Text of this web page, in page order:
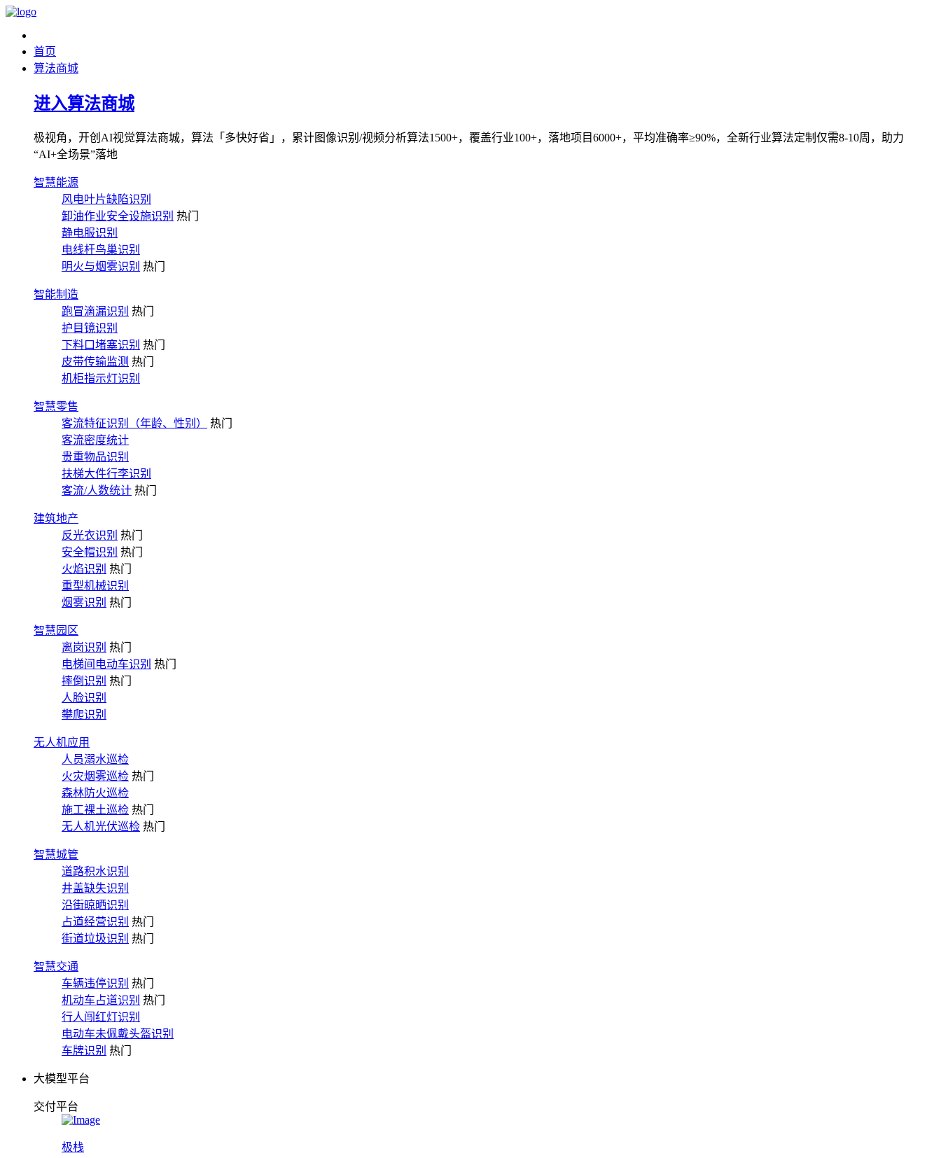
首页
算法商城
进入算法商城
极视角，开创AI视觉算法商城，算法「多快好省」，累计图像识别/视频分析算法1500+，覆盖行业100+，落地项目6000+，平均准确率≥90%，全新行业算法定制仅需8-10周，助力
“AI+全场景”落地
智慧能源
风电叶片缺陷识别
卸油作业安全设施识别 热门
静电服识别
电线杆鸟巢识别
明火与烟雾识别 热门
智能制造
跑冒滴漏识别 热门
护目镜识别
下料口堵塞识别 热门
皮带传输监测 热门
机柜指示灯识别
智慧零售
客流特征识别（年龄、性别）
热门
客流密度统计
贵重物品识别
扶梯大件行李识别
客流/人数统计 热门
建筑地产
反光衣识别 热门
安全帽识别 热门
火焰识别 热门
重型机械识别
烟雾识别 热门
智慧园区
离岗识别 热门
电梯间电动车识别 热门
摔倒识别 热门
人脸识别
攀爬识别
无人机应用
人员溺水巡检
火灾烟雾巡检 热门
森林防火巡检
施工裸土巡检 热门
无人机光伏巡检 热门
智慧城管
道路积水识别
井盖缺失识别
沿街晾晒识别
占道经营识别 热门
街道垃圾识别 热门
智慧交通
车辆违停识别 热门
机动车占道识别 热门
行人闯红灯识别
电动车未佩戴头盔识别
车牌识别 热门
大模型平台
交付平台
极栈